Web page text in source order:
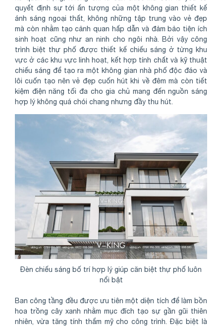
quyết định sự tới ấn tượng của một không gian thiết kế
ánh sáng ngoại thất, không những tập trung vào vẻ đẹp
mà còn nhằm tạo cảnh quan hấp dẫn và đảm bảo tiện ích
sinh hoạt cũng như an ninh cho ngôi nhà. Bởi vậy công
trình biệt thự phố được thiết kế chiếu sáng ở từng khu
vực ở các khu vực linh hoạt, kết hợp tính chất và kỹ thuật
chiếu sáng để tạo ra một không gian nhà phố độc đáo và
lôi cuốn tạo nên vẻ đẹp cuốn hút khi về đêm mà còn tiết
kiệm điện năng tối đa cho gia chủ mang đến nguồn sáng
hợp lý không quá chói chang nhưng đầy thu hút.
Đèn chiếu sáng bố trí hợp lý giúp căn biệt thự phố luôn
nổi bật
Ban công tầng đều được ưu tiên một diện tích để làm bồn
hoa trồng cây xanh nhằm mục đích tạo sự gần gũi thiên
nhiên, vừa tăng tính thẩm mỹ cho công trình. Đặc biệt là